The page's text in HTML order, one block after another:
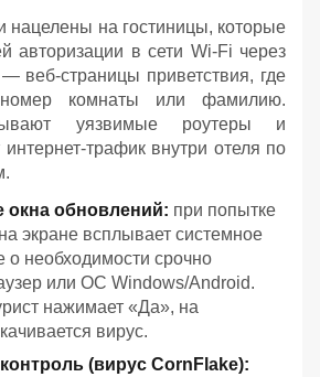
на гостиницы, которые
авторизации в сети Wi-Fi через
веб-страницы приветствия, где
комнаты или фамилию.
уязвимые роутеры и
трафик внутри отеля по
обновлений: при попытке
экране всплывает системное
о необходимости срочно
или ОС Windows/Android.
нажимает «Да», на
вирус.
(вирус CornFlake):